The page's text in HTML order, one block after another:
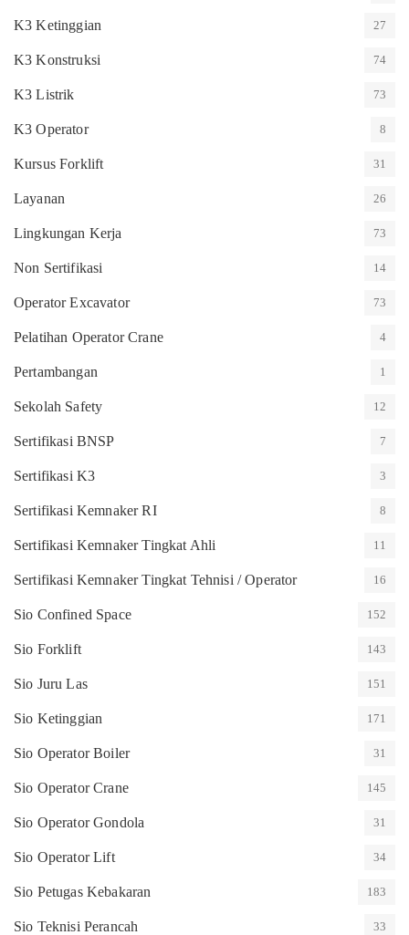
K3 Ketinggian 27
K3 Konstruksi 74
K3 Listrik 73
K3 Operator 8
Kursus Forklift 31
Layanan 26
Lingkungan Kerja 73
Non Sertifikasi 14
Operator Excavator 73
Pelatihan Operator Crane 4
Pertambangan 1
Sekolah Safety 12
Sertifikasi BNSP 7
Sertifikasi K3 3
Sertifikasi Kemnaker RI 8
Sertifikasi Kemnaker Tingkat Ahli 11
Sertifikasi Kemnaker Tingkat Tehnisi / Operator 16
Sio Confined Space 152
Sio Forklift 143
Sio Juru Las 151
Sio Ketinggian 171
Sio Operator Boiler 31
Sio Operator Crane 145
Sio Operator Gondola 31
Sio Operator Lift 34
Sio Petugas Kebakaran 183
Sio Teknisi Perancah 33